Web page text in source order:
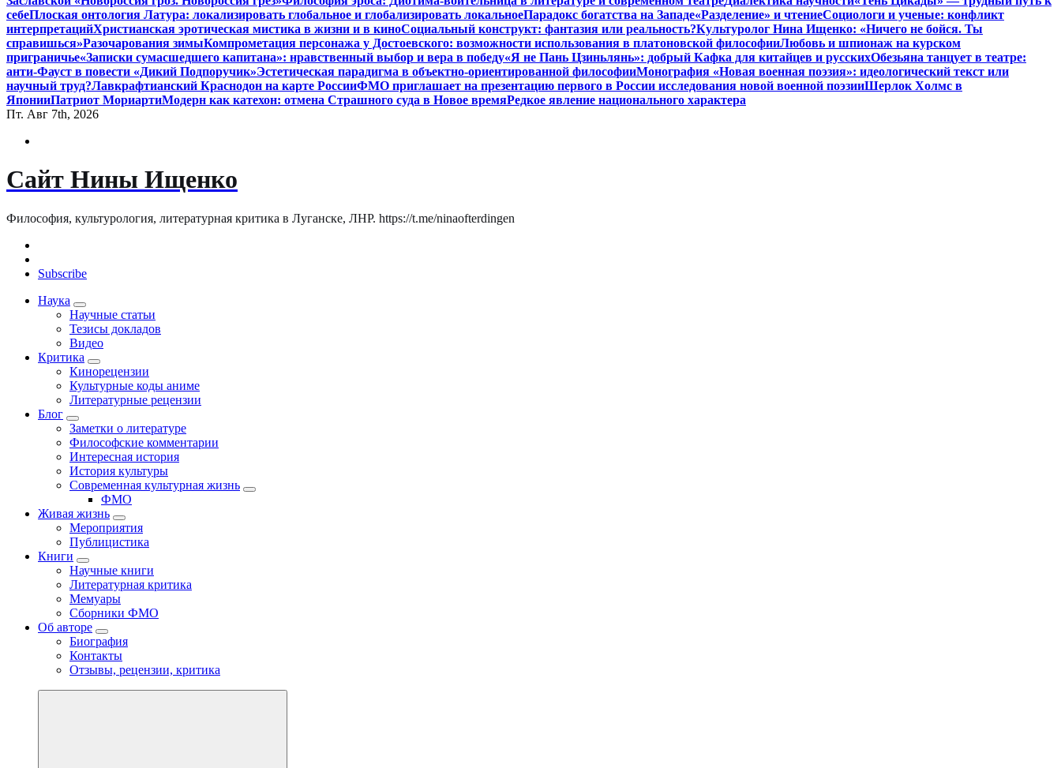
себеПлоская онтология Латура: локализировать глобальное и глобализировать локальноеПарадокс богатства на Западе«Разделение» и чтениеСоциологи и ученые: конфликт
интерпретацийХристианская эротическая мистика в жизни и в киноСоциальный конструкт: фантазия или реальность?Культуролог Нина Ищенко: «Ничего не бойся. Ты
справишься»Разочарования зимыКомпрометация персонажа у Достоевского: возможности использования в платоновской философииЛюбовь и шпионаж на курском
приграничье«Записки сумасшедшего капитана»: нравственный выбор и вера в победу«Я не Пань Цзиньлянь»: добрый Кафка для китайцев и русскихОбезьяна танцует в театре:
анти-Фауст в повести «Дикий Подпоручик»Эстетическая парадигма в объектно-ориентированной философииМонография «Новая военная поэзия»: идеологический текст или
научный труд?Лавкрафтианский Краснодон на карте РоссииФМО приглашает на презентацию первого в России исследования новой военной поэзииШерлок Холмс в
ЯпонииПатриот МориартиМодерн как катехон: отмена Страшного суда в Новое времяРедкое явление национального характера
Пт. Авг 7th, 2026
Сайт Нины Ищенко
Философия, культурология, литературная критика в Луганске, ЛНР. https://t.me/ninaofterdingen
Subscribe
Наука
Научные статьи
Тезисы докладов
Видео
Критика
Кинорецензии
Культурные коды аниме
Литературные рецензии
Блог
Заметки о литературе
Философские комментарии
Интересная история
История культуры
Современная культурная жизнь
ФМО
Живая жизнь
Мероприятия
Публицистика
Книги
Научные книги
Литературная критика
Мемуары
Сборники ФМО
Об авторе
Биография
Контакты
Отзывы, рецензии, критика